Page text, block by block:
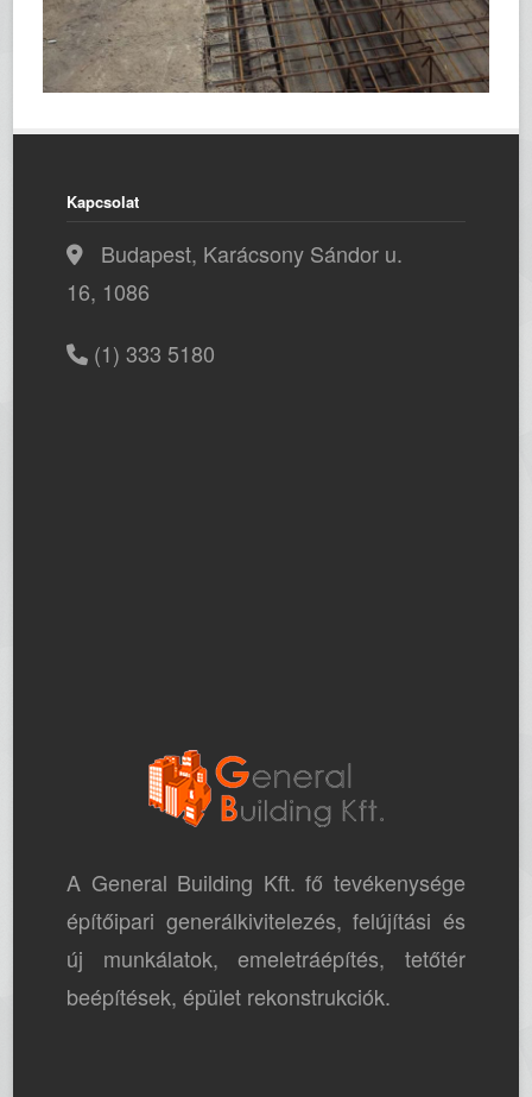
Kapcsolat
Budapest, Karácsony Sándor u.
16, 1086
(1) 333 5180
A General Building Kft. fő tevékenysége
építőipari generálkivitelezés, felújítási és
új munkálatok, emeletráépítés, tetőtér
beépítések, épület rekonstrukciók.